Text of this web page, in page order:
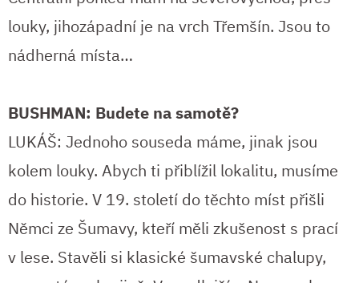
louky, jihozápadní je na vrch Třemšín. Jsou to
nádherná místa…
BUSHMAN: Budete na samotě?
LUKÁŠ: Jednoho souseda máme, jinak jsou
kolem louky. Abych ti přiblížil lokalitu, musíme
do historie. V 19. století do těchto míst přišli
Němci ze Šumavy, kteří měli zkušenost s prací
v lese. Stavěli si klasické šumavské chalupy,